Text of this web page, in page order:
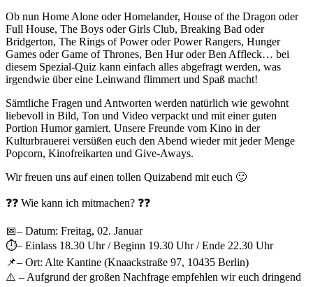
Ob nun Home Alone oder Homelander, House of the Dragon oder
Full House, The Boys oder Girls Club, Breaking Bad oder
Bridgerton, The Rings of Power oder Power Rangers, Hunger
Games oder Game of Thrones, Ben Hur oder Ben Affleck… bei
diesem Spezial-Quiz kann einfach alles abgefragt werden, was
irgendwie über eine Leinwand flimmert und Spaß macht!
Sämtliche Fragen und Antworten werden natürlich wie gewohnt
liebevoll in Bild, Ton und Video verpackt und mit einer guten
Portion Humor garniert. Unsere Freunde vom Kino in der
Kulturbrauerei versüßen euch den Abend wieder mit jeder Menge
Popcorn, Kinofreikarten und Give-Aways.
Wir freuen uns auf einen tollen Quizabend mit euch 🙂
❓❓ Wie kann ich mitmachen? ❓❓
📅– Datum: Freitag, 02. Januar
⏱– Einlass 18.30 Uhr / Beginn 19.30 Uhr / Ende 22.30 Uhr
📌– Ort: Alte Kantine (Knaackstraße 97, 10435 Berlin)
⚠️ – Aufgrund der großen Nachfrage empfehlen wir euch dringend